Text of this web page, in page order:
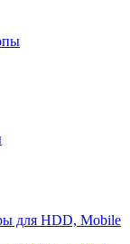
для HDD, Mobile